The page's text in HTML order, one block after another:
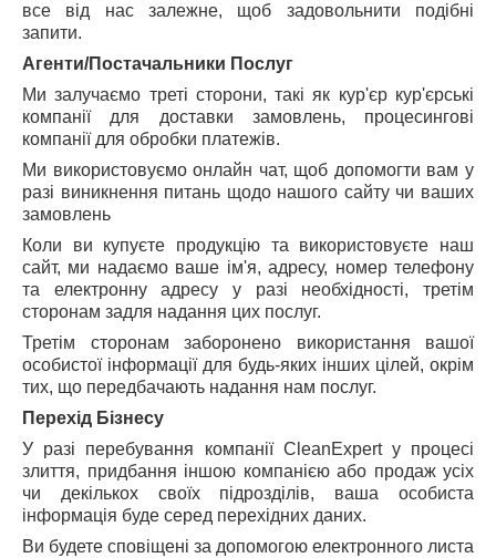
все від нас залежне, щоб задовольнити подібні
запити.
Агенти/Постачальники Послуг
Ми залучаємо треті сторони, такі як кур'єр кур'єрські
компанії для доставки замовлень, процесингові
компанії для обробки платежів.
Ми використовуємо онлайн чат, щоб допомогти вам у
разі виникнення питань щодо нашого сайту чи ваших
замовлень
Коли ви купуєте продукцію та використовуєте наш
сайт, ми надаємо ваше ім'я, адресу, номер телефону
та електронну адресу у разі необхідності, третім
сторонам задля надання цих послуг.
Третім сторонам заборонено використання вашої
особистої інформації для будь-яких інших цілей, окрім
тих, що передбачають надання нам послуг.
Перехід Бізнесу
У разі перебування компанії CleanExpert у процесі
злиття, придбання іншою компанією або продаж усіх
чи декількох своїх підрозділів, ваша особиста
інформація буде серед перехідних даних.
Ви будете сповіщені за допомогою електронного листа